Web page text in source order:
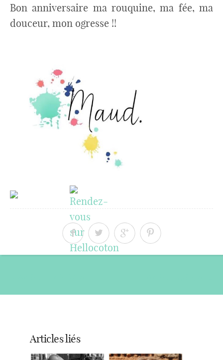
Bon anniversaire ma rouquine, ma fée, ma
douceur, mon ogresse !!
Articles liés